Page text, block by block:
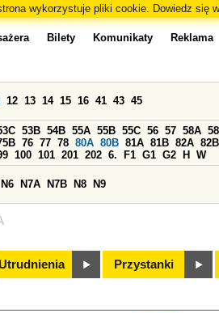
wykorzystuje pliki cookie. Dowiedz się
Bilety Komunikaty Reklama
12 13 14 15 16 41 43 45
53B 54B 55A 55B 55C 56 57 58A
76 77 78 80A 80B 81A 81B 82A 82B
100 101 201 202 6. F1 G1 G2 H W
N6 N7A N7B N8 N9
Utrudnienia Przystanki